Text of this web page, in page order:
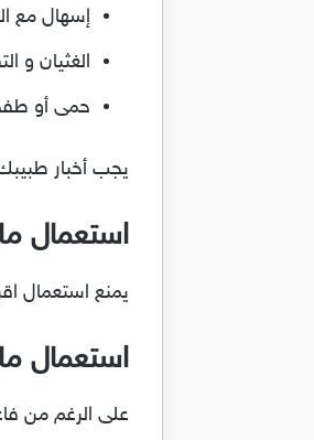
إسهال مع
الغثيان و
حمى أو
يجب أخبار
استعمال
يمنع استعمال
استعمال
على الرغم من